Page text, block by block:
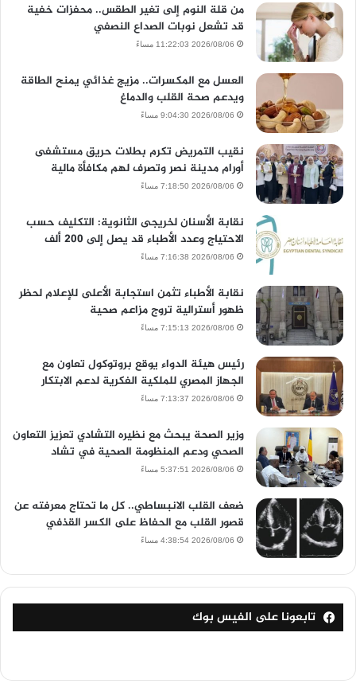
من قلة النوم إلى تغير الطقس.. محفزات خفية
قد تشعل نوبات الصداع النصفي
2026/08/06 11:22:03 مساءً
العسل مع المكسرات.. مزيج غذائي يمنح الطاقة
ويدعم صحة القلب والدماغ
2026/08/06 9:04:30 مساءً
نقيب التمريض تكرم بطلات حريق مستشفى
أورام مدينة نصر وتصرف لهم مكافأة مالية
2026/08/06 7:18:50 مساءً
نقابة الأسنان لخريجى الثانوية: التكليف حسب
الاحتياج وعدد الأطباء قد يصل إلى 200 ألف
2026/08/06 7:16:38 مساءً
نقابة الأطباء تثمن استجابة الأعلى للإعلام لحظر
ظهور أسترالية تروج مزاعم صحية
2026/08/06 7:15:13 مساءً
رئيس هيئة الدواء يوقع بروتوكول تعاون مع
الجهاز المصري للملكية الفكرية لدعم الابتكار
2026/08/06 7:13:37 مساءً
وزير الصحة يبحث مع نظيره التشادي تعزيز التعاون
الصحي ودعم المنظومة الصحية في تشاد
2026/08/06 5:37:51 مساءً
ضعف القلب الانبساطي.. كل ما تحتاج معرفته عن
قصور القلب مع الحفاظ على الكسر القذفي
2026/08/06 4:38:54 مساءً
تابعونا على الفيس بوك